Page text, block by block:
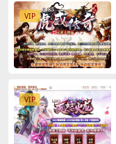
VIP
VIP